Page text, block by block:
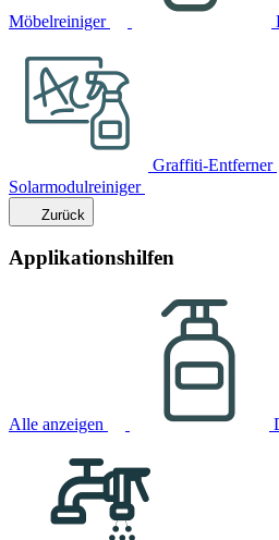
Möbelreiniger
Graffiti-Entferner
Solarmodulreiniger
Zurück
Applikationshilfen
Alle anzeigen